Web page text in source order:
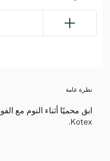
نظرة عامة
ابق محميًا أثناء النوم مع
Kotex.